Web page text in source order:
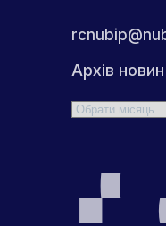
Архів новин
Архіви